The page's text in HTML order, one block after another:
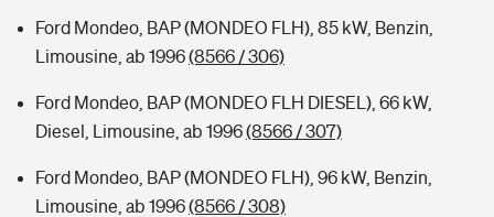
Ford Mondeo, BAP (MONDEO FLH), 85 kW, Benzin,
Limousine, ab 1996(8566 / 306)
Ford Mondeo, BAP (MONDEO FLH DIESEL), 66 kW,
Diesel, Limousine, ab 1996(8566 / 307)
Ford Mondeo, BAP (MONDEO FLH), 96 kW, Benzin,
Limousine, ab 1996(8566 / 308)